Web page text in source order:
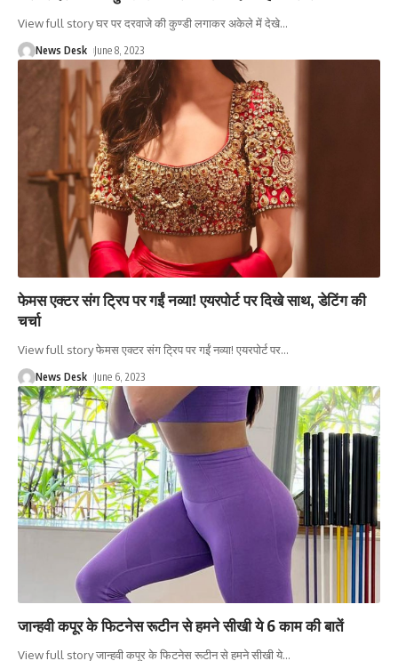
View full story घर पर दरवाजे की कुण्डी लगाकर अकेले में देखे…
News Desk June 8, 2023
फेमस एक्टर संग ट्रिप पर गईं नव्या! एयरपोर्ट पर दिखे साथ, डेटिंग की
चर्चा
View full story फेमस एक्टर संग ट्रिप पर गईं नव्या! एयरपोर्ट पर…
News Desk June 6, 2023
जान्हवी कपूर के फिटनेस रूटीन से हमने सीखी ये 6 काम की बातें
View full story जान्हवी कपूर के फिटनेस रूटीन से हमने सीखी ये…